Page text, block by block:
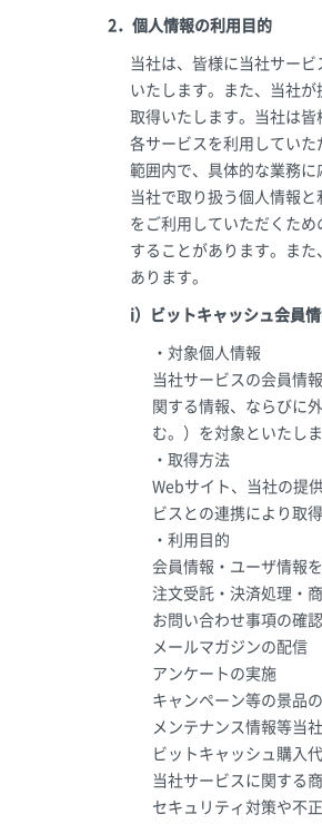
2．個人情報の利用目的
当社は、皆様に当社サー
いたします。また、当社
取得いたします。当社は
各サービスを利用してい
範囲内で、具体的な業務に
当社で取り扱う個人情報
をご利用していただくた
することがあります。ま
あります。
i）ビットキャッシュ会員
・対象個人情報
当社サービスの会員情
関する情報、ならびに
む。）を対象といたしま
・取得方法
Webサイト、当社の提
ビスとの連携により取
・利用目的
会員情報・ユーザ情報
注文受託・決済処理・
お問い合わせ事項の確
メールマガジンの配信
アンケートの実施
キャンペーン等の景品
メンテナンス情報等当
ビットキャッシュ購入
当社サービスに関する
セキュリティ対策や不